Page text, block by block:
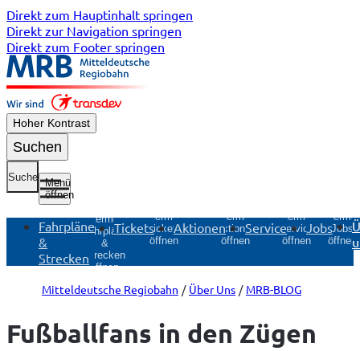
Direkt zum Hauptinhalt springen
Direkt zur Navigation springen
Direkt zum Footer springen
Hoher Kontrast
Suchen
Suche
Menü
öffnen
Fahrpläne
&
Strecken
Untermenü
Fahrpläne
&
Strecken
öffnen
Tickets
Untermenü
Tickets
öffnen
Aktionen
Untermenü
Aktionen
öffnen
Service
Untermenü
Service
öffnen
JobsJobs
öffnen
Mitteldeutsche Regiobahn Über Uns MRB-BLOG
Fußballfans in den Zügen